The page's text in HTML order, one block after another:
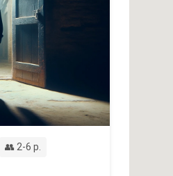
👥 2-6 p.